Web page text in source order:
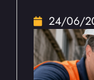
24/06/